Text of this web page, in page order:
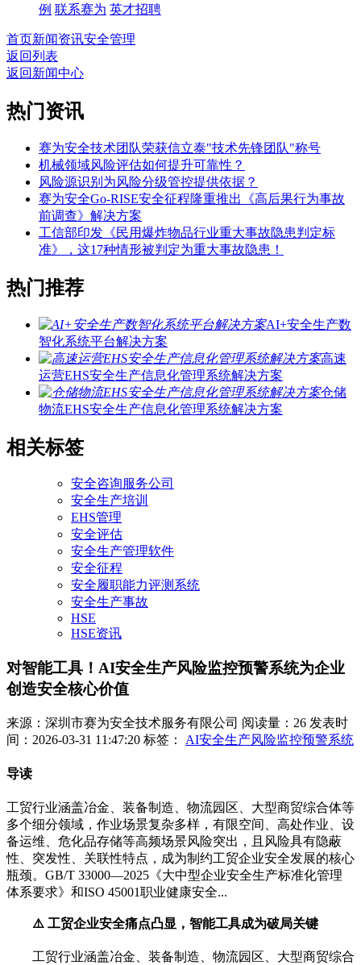
例 联系赛为 英才招聘
首页新闻资讯安全管理
返回列表
返回新闻中心
热门资讯
赛为安全技术团队荣获信立泰"技术先锋团队"称号
机械领域风险评估如何提升可靠性？
风险源识别为风险分级管控提供依据？
赛为安全Go-RISE安全征程隆重推出《高后果行为事故
前调查》解决方案
工信部印发《民用爆炸物品行业重大事故隐患判定标
准》，这17种情形被判定为重大事故隐患！
热门推荐
AI+安全生产数
智化系统平台解决方案
高速
运营EHS安全生产信息化管理系统解决方案
仓储
物流EHS安全生产信息化管理系统解决方案
相关标签
安全咨询服务公司
安全生产培训
EHS管理
安全评估
安全生产管理软件
安全征程
安全履职能力评测系统
安全生产事故
HSE
HSE资讯
对智能工具！AI安全生产风险监控预警系统为企业
创造安全核心价值
来源：深圳市赛为安全技术服务有限公司 阅读量：26 发表时
间：2026-03-31 11:47:20 标签： AI安全生产风险监控预警系统
导读
工贸行业涵盖冶金、装备制造、物流园区、大型商贸综合体等
多个细分领域，作业场景复杂多样，有限空间、高处作业、设
备运维、危化品存储等高频场景风险突出，且风险具有隐蔽
性、突发性、关联性特点，成为制约工贸企业安全发展的核心
瓶颈。GB/T 33000—2025《大中型企业安全生产标准化管理
体系要求》和ISO 45001职业健康安全...
⚠️ 工贸企业安全痛点凸显，智能工具成为破局关键
工贸行业涵盖冶金、装备制造、物流园区、大型商贸综合